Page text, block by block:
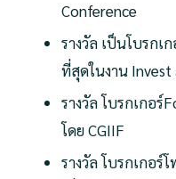
Conference
รางวัล เป็นโบรกเ
ที่สุดในงาน Invest
รางวัล โบรกเกอร์
โดย CGIIF
รางวัล โบรกเกอร์